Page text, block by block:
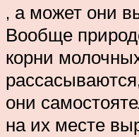
, а может они
Вообще
корни
они
на их месте